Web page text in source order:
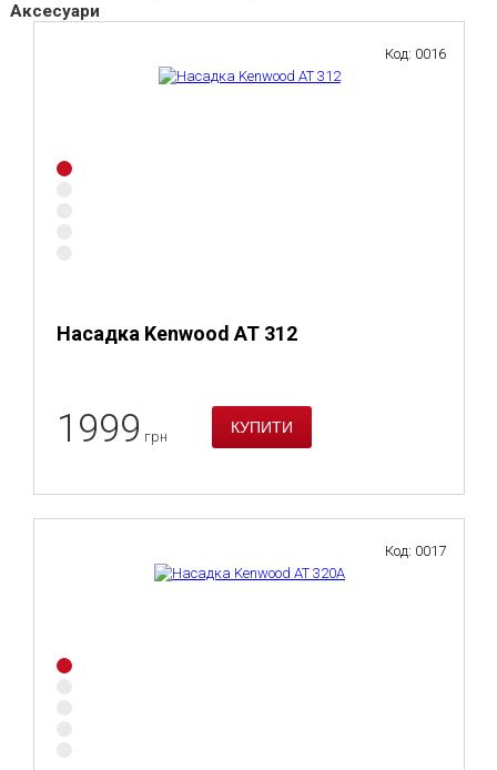
Аксесуари
Насадка Kenwood AT 312
Код: 0016
1999 грн
Код: 0017